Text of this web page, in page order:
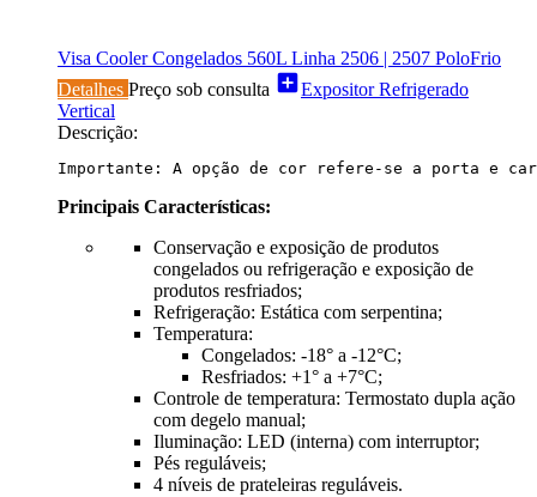
Visa Cooler Congelados 560L Linha 2506 | 2507 PoloFrio
Detalhes Preço sob consulta add_boxExpositor Refrigerado
Vertical
Descrição:
Importante: A opção de cor refere-se a porta e
Principais Características:
Conservação e exposição de produtos
congelados ou refrigeração e exposição de
produtos resfriados;
Refrigeração: Estática com serpentina;
Temperatura:
Congelados: -18° a -12°C;
Resfriados: +1° a +7°C;
Controle de temperatura: Termostato dupla ação
com degelo manual;
Iluminação: LED (interna) com interruptor;
Pés reguláveis;
4 níveis de prateleiras reguláveis.